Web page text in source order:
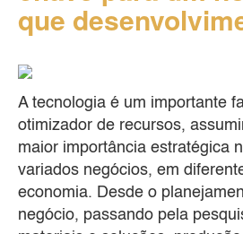
que
A tecnologia é um importante
otimizador de recursos,
maior importância estratégica
variados negócios, em
economia. Desde o
negócio, passando pela